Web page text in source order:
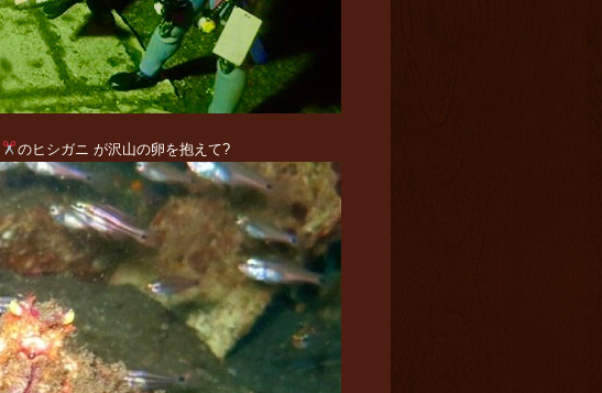
のヒシガニ が沢山の卵を抱えて?